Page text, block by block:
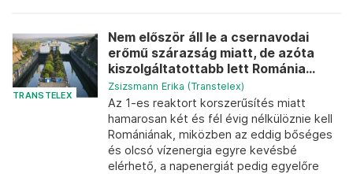
TRANSTELEX
Nem először áll le a csernavodai
erőmű szárazság miatt, de azóta
kiszolgáltatottabb lett Románia...
Zsizsmann Erika (Transtelex)
Az 1-es reaktort korszerűsítés miatt
hamarosan két és fél évig nélkülöznie kell
Romániának, miközben az eddig bőséges
és olcsó vízenergia egyre kevésbé
elérhető, a napenergiát pedig egyelőre